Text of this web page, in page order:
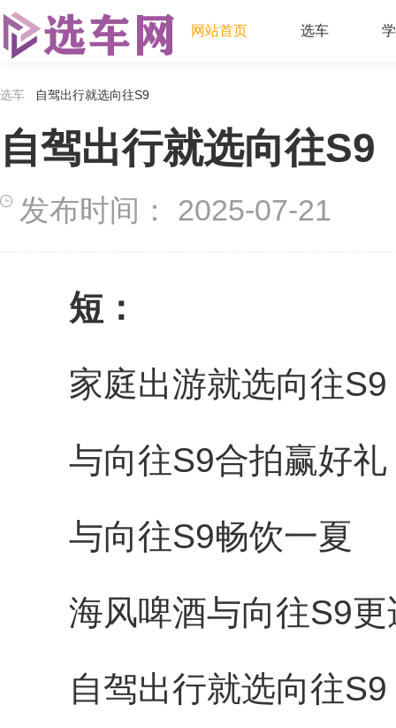
网站首页 选车
选车 自驾出行就选向往S9
自驾出行就选向往S9
发布时间： 2025-07-21
短：
家庭出游就选向往S9
与向往S9合拍赢好礼
与向往S9畅饮一夏
海风啤酒与向往S9更
自驾出行就选向往S9